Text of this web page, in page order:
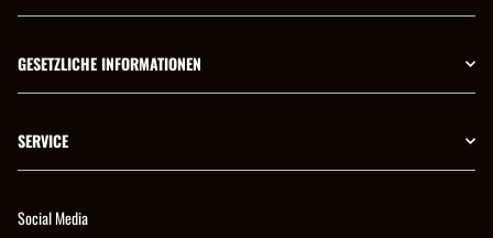
GESETZLICHE INFORMATIONEN
SERVICE
Social Media